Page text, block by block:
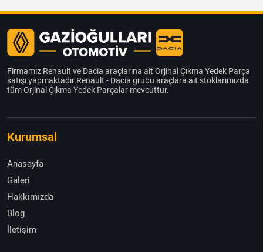
Firmamız Renault ve Dacia araçlarına ait Orjinal Çıkma Yedek Parça
satışı yapmaktadır.Renault - Dacia grubu araçlara ait stoklarımızda
tüm Orjinal Çıkma Yedek Parçalar mevcuttur.
Kurumsal
Anasayfa
Galeri
Hakkımızda
Blog
İletişim